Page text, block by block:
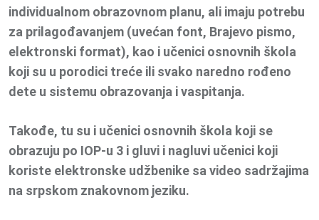
individualnom obrazovnom planu, ali imaju potrebu
za prilagođavanjem (uvećan font, Brajevo pismo,
elektronski format), kao i učenici osnovnih škola
koji su u porodici treće ili svako naredno rođeno
dete u sistemu obrazovanja i vaspitanja.
Takođe, tu su i učenici osnovnih škola koji se
obrazuju po IOP-u 3 i gluvi i nagluvi učenici koji
koriste elektronske udžbenike sa video sadržajima
na srpskom znakovnom jeziku.